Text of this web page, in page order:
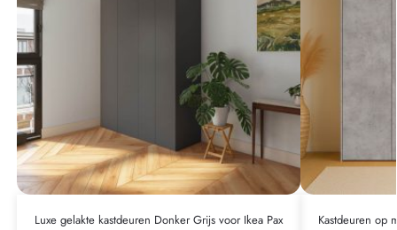
Luxe gelakte kastdeuren Donker Grijs voor Ikea Pax Kastdeuren op